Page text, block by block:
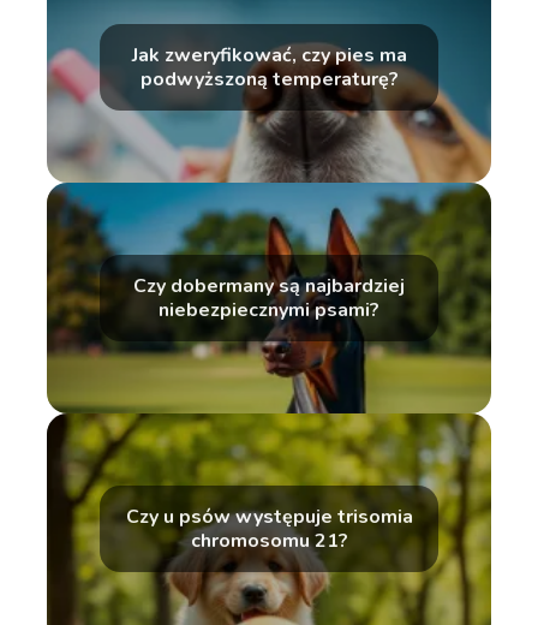
Jak zweryfikować, czy pies ma
podwyższoną temperaturę?
Czy dobermany są najbardziej
niebezpiecznymi psami?
Czy u psów występuje trisomia
chromosomu 21?